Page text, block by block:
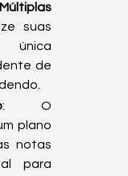
suas
única
de
plano
notas
para